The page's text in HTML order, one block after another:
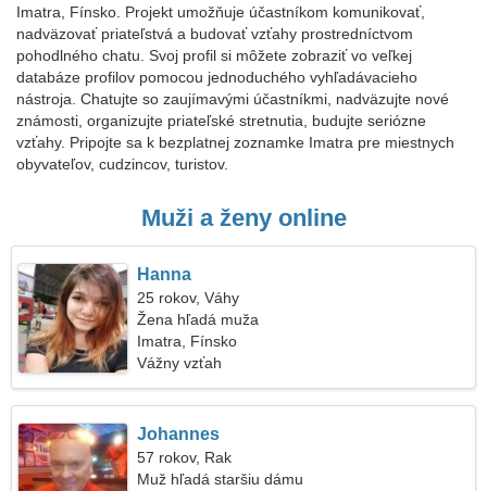
Imatra, Fínsko. Projekt umožňuje účastníkom komunikovať,
nadväzovať priateľstvá a budovať vzťahy prostredníctvom
pohodlného chatu. Svoj profil si môžete zobraziť vo veľkej
databáze profilov pomocou jednoduchého vyhľadávacieho
nástroja. Chatujte so zaujímavými účastníkmi, nadväzujte nové
známosti, organizujte priateľské stretnutia, budujte seriózne
vzťahy. Pripojte sa k bezplatnej zoznamke Imatra pre miestnych
obyvateľov, cudzincov, turistov.
Muži a ženy online
Hanna
25 rokov, Váhy
Žena hľadá muža
Imatra, Fínsko
Vážny vzťah
Johannes
57 rokov, Rak
Muž hľadá staršiu dámu